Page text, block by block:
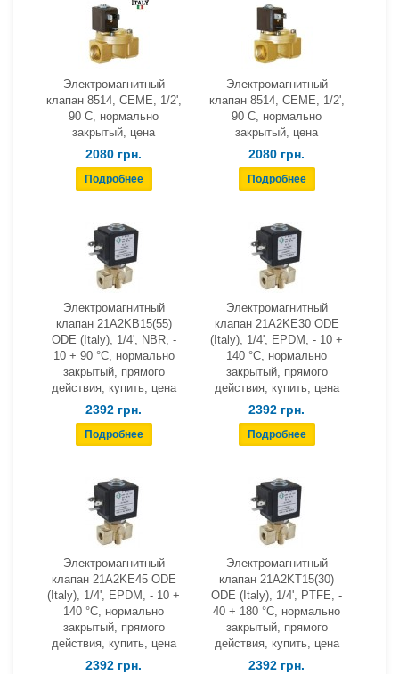
Электромагнитный
клапан 8514, СЕМЕ, 1/2',
90 С, нормально
закрытый, цена
2080 грн.
Электромагнитный
клапан 8514, СЕМЕ, 1/2',
90 С, нормально
закрытый, цена
2080 грн.
Электромагнитный
клапан 21A2KB15(55)
ODE (Italy), 1/4', NBR, -
10 + 90 °С, нормально
закрытый, прямого
действия, купить, цена
2392 грн.
Электромагнитный
клапан 21A2KE30 ODE
(Italy), 1/4', EPDM, - 10 +
140 °С, нормально
закрытый, прямого
действия, купить, цена
2392 грн.
Электромагнитный
клапан 21A2KE45 ODE
(Italy), 1/4', EPDM, - 10 +
140 °С, нормально
закрытый, прямого
действия, купить, цена
2392 грн.
Электромагнитный
клапан 21A2KT15(30)
ODE (Italy), 1/4', PTFE, -
40 + 180 °С, нормально
закрытый, прямого
действия, купить, цена
2392 грн.